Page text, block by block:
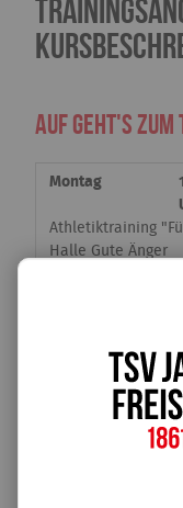
Auf geht's zum
Montag
Athletiktraining
Halle Gute Änger
Athletiktraining:
Halle Gute Änger